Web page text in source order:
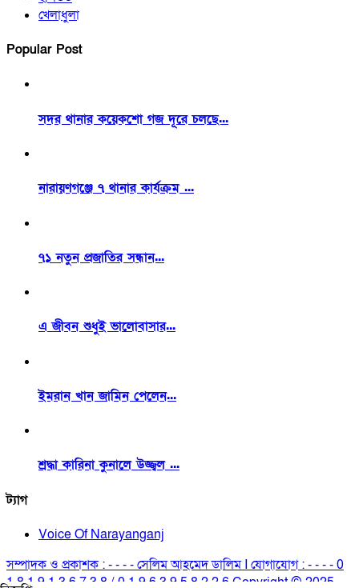
খেলাধুলা
Popular Post
সদর থানার কয়েকশো গজ দূরে চলছে...
নারায়ণগঞ্জে ৭ থানার কার্যক্রম ...
৭১ নতুন প্রজাতির সন্ধান...
এ জীবন শুধুই ভালোবাসার...
ইমরান খান জামিন পেলেন...
শ্রদ্ধা কারিনা কুনালে উজ্জ্বল ...
ট্যাগ
Voice Of Narayanganj
সম্পাদক ও প্রকাশক : - - - - সেলিম আহমেদ ডালিম I যোগাযোগ : - - - - 0
1 8 1 9 1 3 6 7 3 8 / 0 1 9 6 3 9 5 8 2 2 6 Copyright © 2025.